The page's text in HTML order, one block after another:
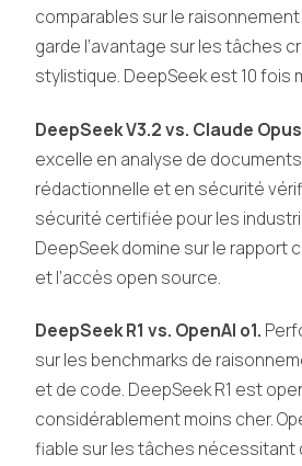
comparables sur le raisonnement
garde l’avantage sur les tâches
stylistique. DeepSeek est 10 fois
DeepSeek V3.2 vs. Claude
excelle en analyse de
rédactionnelle et en sécurité
sécurité certifiée pour les
DeepSeek domine sur le rapport
et l’accès open source.
DeepSeek R1 vs. OpenAI o1.
sur les benchmarks de
et de code. DeepSeek R1 est
considérablement moins cher.
fiable sur les tâches nécessitant